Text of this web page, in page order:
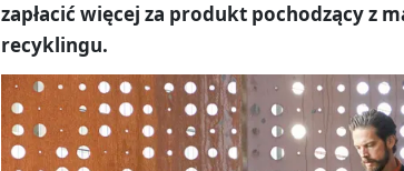
zapłacić więcej za produkt pochodzący z
recyklingu.